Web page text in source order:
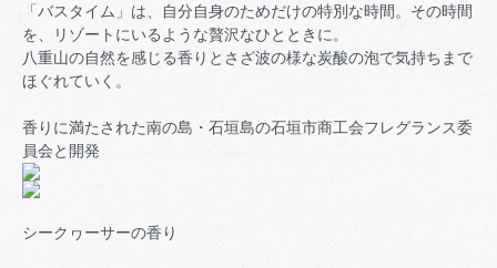
「バスタイム」は、自分自身のためだけの特別な時間。その時間
を、リゾートにいるような贅沢なひとときに。
八重山の自然を感じる香りとさざ波の様な炭酸の泡で気持ちまで
ほぐれていく。
香りに満たされた南の島・石垣島の石垣市商工会フレグランス委
員会と開発
シークヮーサーの香り